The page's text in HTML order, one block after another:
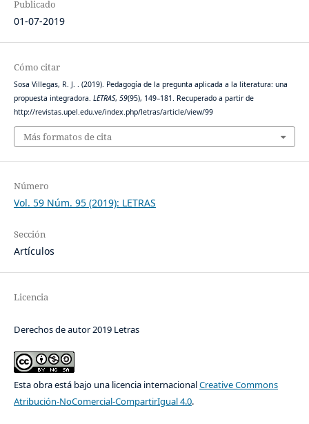
Publicado
01-07-2019
Cómo citar
Sosa Villegas, R. J. . (2019). Pedagogía de la pregunta aplicada a la literatura: una
propuesta integradora. LETRAS, 59(95), 149–181. Recuperado a partir de
http://revistas.upel.edu.ve/index.php/letras/article/view/99
Más formatos de cita
Número
Vol. 59 Núm. 95 (2019): LETRAS
Sección
Artículos
Licencia
Derechos de autor 2019 Letras
Esta obra está bajo una licencia internacionalCreative Commons
Atribución-NoComercial-CompartirIgual 4.0.